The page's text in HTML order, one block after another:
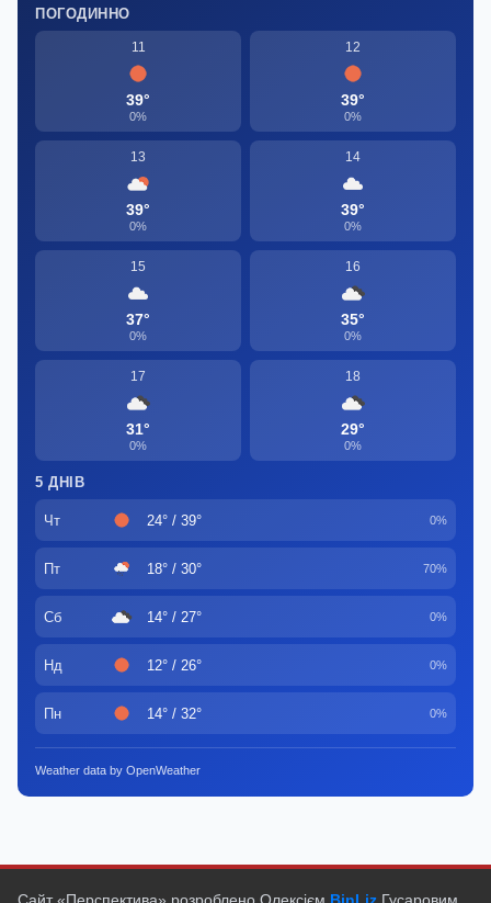
ПОГОДИННО
11
39°
0%
12
39°
0%
13
39°
0%
14
39°
0%
15
37°
0%
16
35°
0%
17
31°
0%
18
29°
0%
5 ДНІВ
Чт 24° / 39° 0%
Пт 18° / 30° 70%
Сб 14° / 27° 0%
Нд 12° / 26° 0%
Пн 14° / 32° 0%
Weather data by OpenWeather